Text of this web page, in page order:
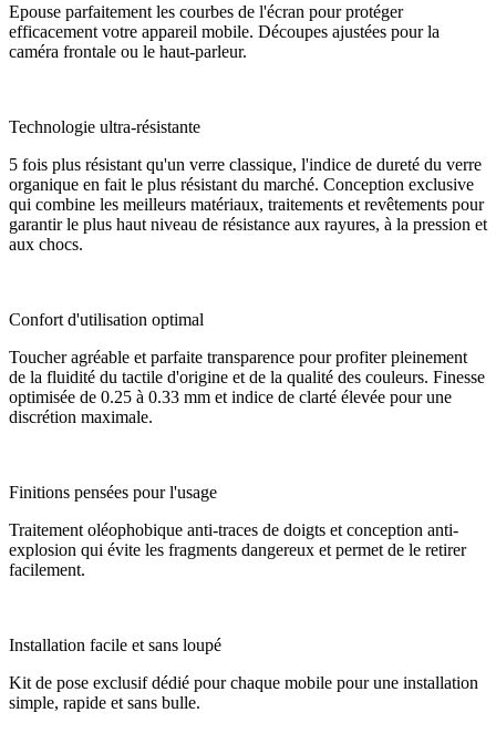
Epouse parfaitement les courbes de l'écran pour protéger
efficacement votre appareil mobile. Découpes ajustées pour la
caméra frontale ou le haut-parleur.
Technologie ultra-résistante
5 fois plus résistant qu'un verre classique, l'indice de dureté du verre
organique en fait le plus résistant du marché. Conception exclusive
qui combine les meilleurs matériaux, traitements et revêtements pour
garantir le plus haut niveau de résistance aux rayures, à la pression et
aux chocs.
Confort d'utilisation optimal
Toucher agréable et parfaite transparence pour profiter pleinement
de la fluidité du tactile d'origine et de la qualité des couleurs. Finesse
optimisée de 0.25 à 0.33 mm et indice de clarté élevée pour une
discrétion maximale.
Finitions pensées pour l'usage
Traitement oléophobique anti-traces de doigts et conception anti-
explosion qui évite les fragments dangereux et permet de le retirer
facilement.
Installation facile et sans loupé
Kit de pose exclusif dédié pour chaque mobile pour une installation
simple, rapide et sans bulle.